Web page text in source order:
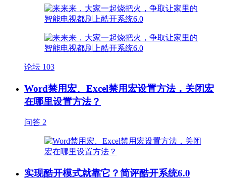
论坛 103
Word禁用宏、Excel禁用宏设置方法，关闭宏
在哪里设置方法？
问答 2
实现酷开模式就靠它？简评酷开系统6.0